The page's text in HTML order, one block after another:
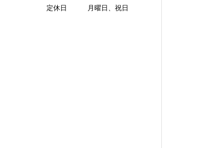
定休日 月曜日、祝日